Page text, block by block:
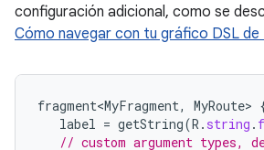
configuración adicional, como se
Cómo navegar con tu gráfico DSL de
fragment<MyFragment, MyRoute>
label = getString(R . string .
// custom argument types,